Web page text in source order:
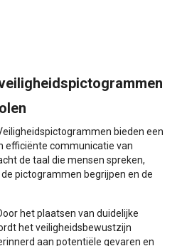
bieden een
efficiënte communicatie van
de taal die mensen spreken,
pictogrammen begrijpen en de
het plaatsen van duidelijke
het veiligheidsbewustzijn
aan potentiële gevaren en